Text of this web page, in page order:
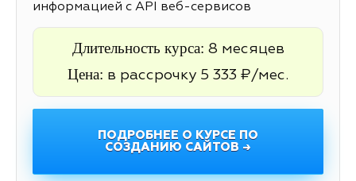
информацией с API веб-сервисов
Длительность курса: 8 месяцев
Цена: в рассрочку 5 333 ₽/мес.
ПОДРОБНЕЕ О КУРСЕ ПО
СОЗДАНИЮ САЙТОВ →